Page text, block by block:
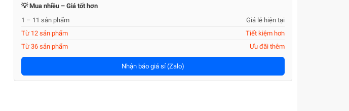
💡 Mua nhiều – Giá tốt hơn
1 – 11 sản phẩm
Giá lẻ hiện tại
Từ 12 sản phẩm
Tiết kiệm hơn
Từ 36 sản phẩm
Ưu đãi thêm
Nhận báo giá sỉ (Zalo)